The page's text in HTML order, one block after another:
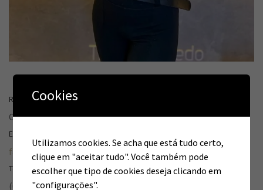
Recepcionista
Clinica Thais Azevedo
EMAIL
faturamentoclinicathaisazevedo@gmail.com
Telefone
(61) 99679-0797
Cookies
Utilizamos cookies. Se acha que está tudo certo,
clique em "aceitar tudo". Você também pode
escolher que tipo de cookies deseja clicando em
"configurações".